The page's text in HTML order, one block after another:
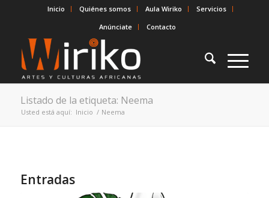
Inicio Quiénes somos Aula Wiriko
Servicios
Anúnciate
Contacto
Listado de la etiqueta: Neema
Usted está aquí: Inicio / Neema
Entradas